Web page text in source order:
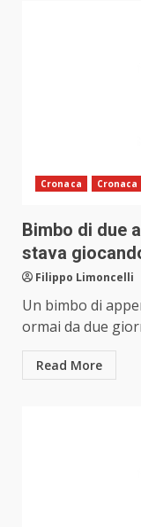
Cronaca
Bimbo di due
stava
Filippo Limoncelli
Un bimbo di
ormai da due
Read More